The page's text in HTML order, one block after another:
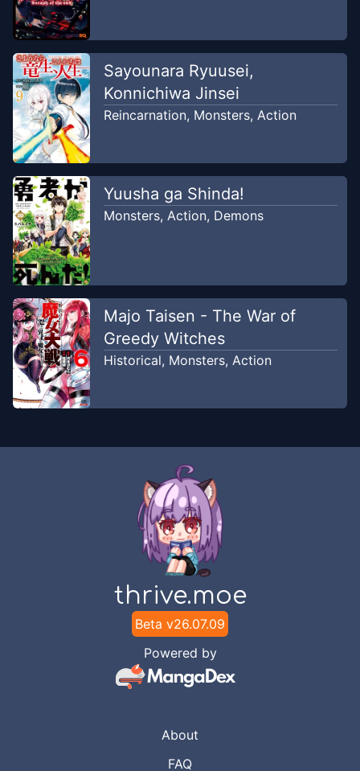
Sayounara Ryuusei,
Konnichiwa Jinsei
Reincarnation, Monsters, Action
Yuusha ga Shinda!
Monsters, Action, Demons
Majo Taisen - The War of
Greedy Witches
Historical, Monsters, Action
thrive.moe
Beta v26.07.09
Powered by
About
FAQ